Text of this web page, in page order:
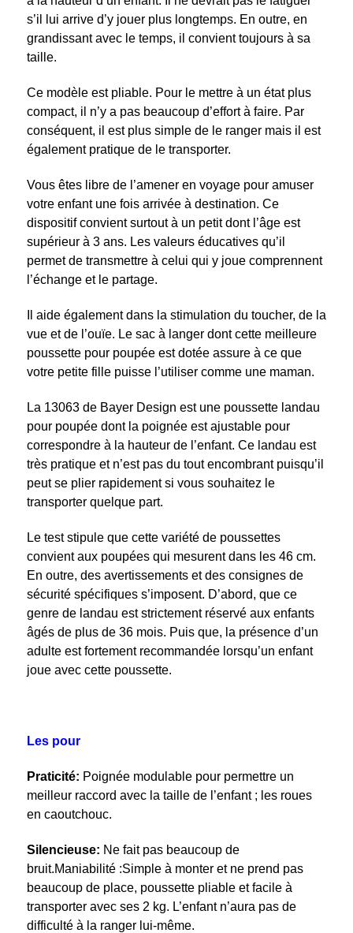
s’il lui arrive d’y jouer plus longtemps. En outre, en
grandissant avec le temps, il convient toujours à sa
taille.
Ce modèle est pliable. Pour le mettre à un état plus
compact, il n’y a pas beaucoup d’effort à faire. Par
conséquent, il est plus simple de le ranger mais il est
également pratique de le transporter.
Vous êtes libre de l’amener en voyage pour amuser
votre enfant une fois arrivée à destination. Ce
dispositif convient surtout à un petit dont l’âge est
supérieur à 3 ans. Les valeurs éducatives qu’il
permet de transmettre à celui qui y joue comprennent
l’échange et le partage.
Il aide également dans la stimulation du toucher, de la
vue et de l’ouïe. Le sac à langer dont cette meilleure
poussette pour poupée est dotée assure à ce que
votre petite fille puisse l’utiliser comme une maman.
La 13063 de Bayer Design est une poussette landau
pour poupée dont la poignée est ajustable pour
correspondre à la hauteur de l’enfant. Ce landau est
très pratique et n’est pas du tout encombrant puisqu’il
peut se plier rapidement si vous souhaitez le
transporter quelque part.
Le test stipule que cette variété de poussettes
convient aux poupées qui mesurent dans les 46 cm.
En outre, des avertissements et des consignes de
sécurité spécifiques s’imposent. D’abord, que ce
genre de landau est strictement réservé aux enfants
âgés de plus de 36 mois. Puis que, la présence d’un
adulte est fortement recommandée lorsqu’un enfant
joue avec cette poussette.
Les pour
Praticité: Poignée modulable pour permettre un
meilleur raccord avec la taille de l’enfant ; les roues
en caoutchouc.
Silencieuse: Ne fait pas beaucoup de
bruit.Maniabilité :Simple à monter et ne prend pas
beaucoup de place, poussette pliable et facile à
transporter avec ses 2 kg. L’enfant n’aura pas de
difficulté à la ranger lui-même.